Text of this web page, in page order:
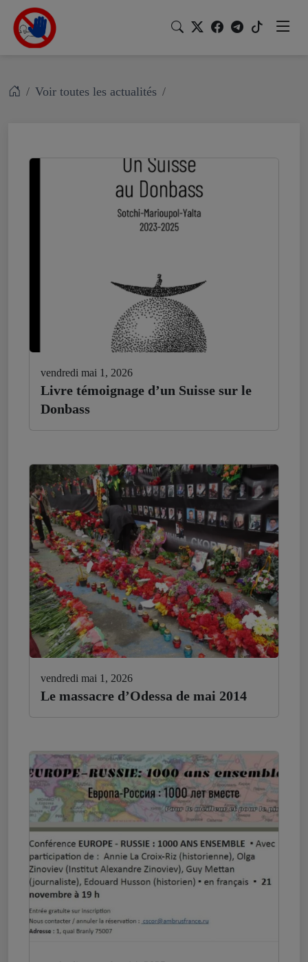
Voir toutes les actualités
vendredi mai 1, 2026
Livre témoignage d’un Suisse sur le
Donbass
vendredi mai 1, 2026
Le massacre d’Odessa de mai 2014